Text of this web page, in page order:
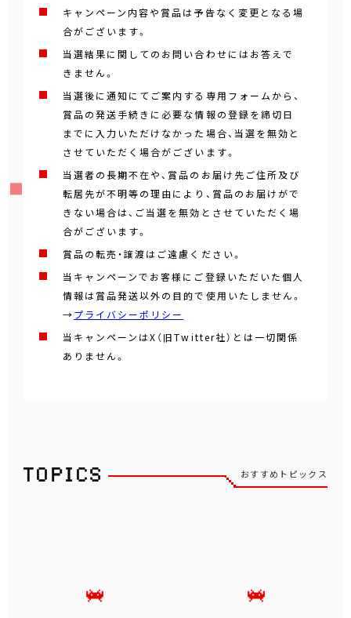
キャンペーン内容や賞品は予告なく変更となる場
合がございます。
当選結果に関してのお問い合わせにはお答えで
きません。
当選後に通知にてご案内する専用フォームから、
賞品の発送手続きに必要な情報の登録を締切日
までに入力いただけなかった場合、当選を無効と
させていただく場合がございます。
当選者の長期不在や、賞品のお届け先ご住所及び
転居先が不明等の理由により、賞品のお届けがで
きない場合は、ご当選を無効とさせていただく場
合がございます。
賞品の転売・譲渡はご遠慮ください。
当キャンペーンでお客様にご登録いただいた個人
情報は賞品発送以外の目的で使用いたしません。
→プライバシーポリシー
当キャンペーンはX（旧Twitter社）とは一切関係
ありません。
おすすめトピックス